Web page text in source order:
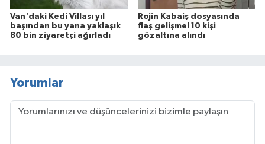
Van'daki Kedi Villası yıl
başından bu yana yaklaşık
80 bin ziyaretçi ağırladı
Rojin Kabaiş dosyasında
flaş gelişme! 10 kişi
gözaltına alındı
Yorumlar